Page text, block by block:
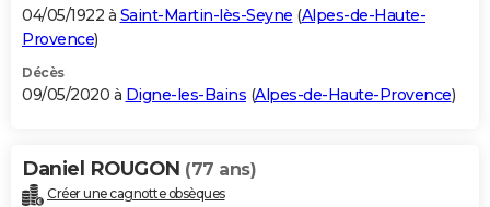
04/05/1922 à Saint-Martin-lès-Seyne (Alpes-de-Haute-
Provence)
Décès
09/05/2020 à Digne-les-Bains (Alpes-de-Haute-Provence)
Daniel ROUGON (77 ans)
Créer une cagnotte obsèques